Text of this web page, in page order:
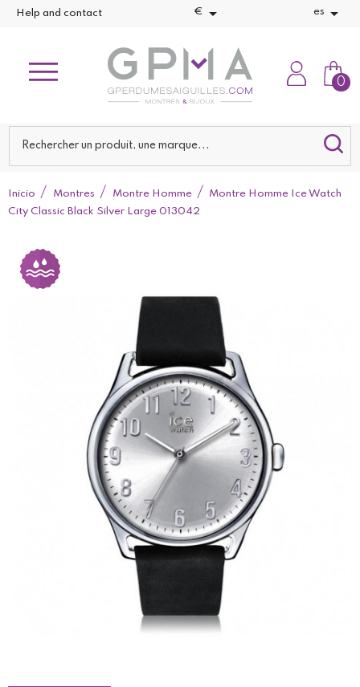
Help and contact €  es 
0
Inicio Montres Montre Homme
Montre Homme Ice Watch
City Classic Black Silver Large 013042